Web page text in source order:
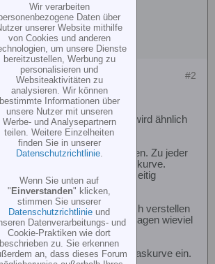
#2
FF-10
nicht, aber ich denke sie wird ähnlich
ich 3 Flugphasen schalten. Zu jeder
eine Pitchkurve und eine Gaskurve.
werden halt immer gleichzeitig
Deinem Knüppel nur den Pitch verstellen
Heli doch aber trotzdem sagen wieviel
geben soll...?!
Gas stellst Du eben in der Gaskurve ein.
Wir verarbeiten
Daten über
unserer Website mithilfe
von Cookies und anderen
um unsere Dienste
bereitzustellen, Werbung zu
personalisieren und
Websiteaktivitäten zu
analysieren. Wir können
bestimmte Informationen über
unsere Nutzer mit unseren
Werbe- und Analysepartnern
teilen. Weitere Einzelheiten
finden Sie in unserer
Datenschutzrichtlinie.
Wenn Sie unten auf
" Einverstanden" klicken,
stimmen Sie unserer
Datenschutzrichtlinie und
Datenverarbeitungs- und
Cookie-Praktiken wie dort
beschrieben zu. Sie erkennen
an, dass dieses Forum